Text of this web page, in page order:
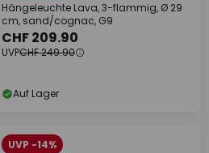
Hängeleuchte Lava, 3-flammig, Ø 29
cm, sand/cognac, G9
CHF 209.90
UVPCHF 249.90
Auf Lager
UVP -14%